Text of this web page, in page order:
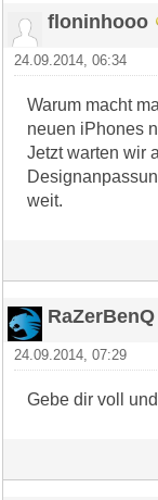
floninhooo
24.09.2014, 06:34
Warum macht
neuen iPhones
Jetzt warten wir
weit.
RaZerBenQ
24.09.2014, 07:29
Gebe dir voll